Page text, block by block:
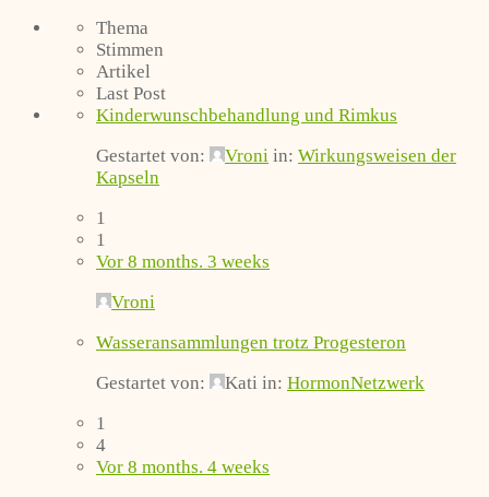
Thema
Stimmen
Artikel
Last Post
Kinderwunschbehandlung und Rimkus
Gestartet von:
Vroni in: Wirkungsweisen der
Kapseln
1
1
Vor 8 months. 3 weeks
Vroni
Wasseransammlungen trotz Progesteron
Gestartet von:
Kati in: HormonNetzwerk
1
4
Vor 8 months. 4 weeks